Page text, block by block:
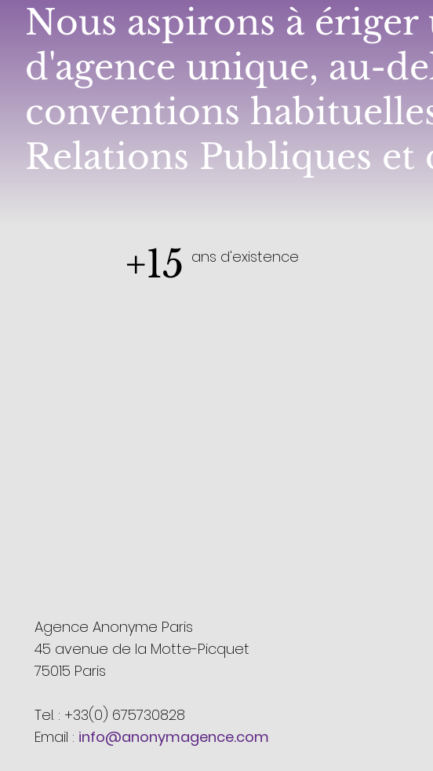
Nous aspirons à
d'agence unique, au-
conventions
Relations Publiques et
+15 ans d'existence
Agence Anonyme Paris
45 avenue de la Motte-Picquet
75015 Paris
Tel. : +33(0) 675730828
Email : info@anonymagence.com